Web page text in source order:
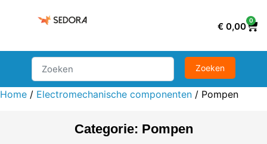
€ 0,00
0
Home / Electromechanische componenten / Pompen
Categorie: Pompen